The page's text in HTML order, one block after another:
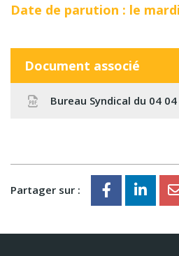
Date de parution : le
Document associé
Bureau Syndical du 04
Partager sur :